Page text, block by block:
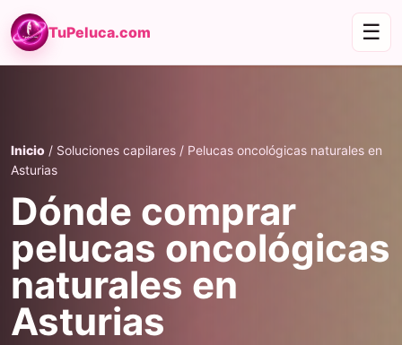
TuPeluca.com ☰
Inicio / Soluciones capilares / Pelucas oncológicas naturales en
Asturias
Dónde comprar
pelucas oncológicas
naturales en
Asturias